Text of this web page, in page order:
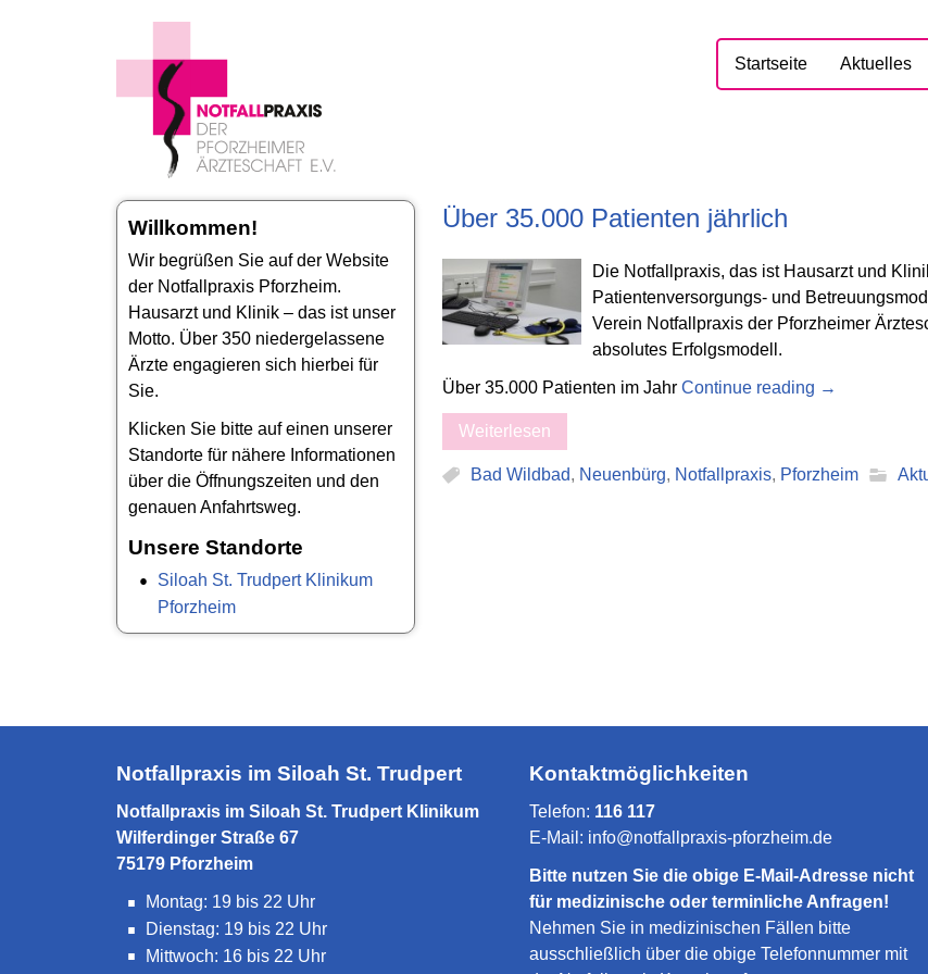
Startseite Aktuelles
Willkommen!
Wir begrüßen Sie auf der Website
der Notfallpraxis Pforzheim.
Hausarzt und Klinik – das ist unser
Motto. Über 350 niedergelassene
Ärzte engagieren sich hierbei für
Sie.
Klicken Sie bitte auf einen unserer
Standorte für nähere Informationen
über die Öffnungszeiten und den
genauen Anfahrtsweg.
Unsere Standorte
Siloah St. Trudpert Klinikum
Pforzheim
Über 35.000 Patienten jährlich
Die Notfallpraxis, das ist Hausarzt und
Patientenversorgungs- und
Verein Notfallpraxis der Pforzheimer
absolutes Erfolgsmodell.
Über 35.000 Patienten im Jahr Continue reading →
Weiterlesen
Bad Wildbad, Neuenbürg, Notfallpraxis, Pforzheim
Notfallpraxis im Siloah St. Trudpert
Notfallpraxis im Siloah St. Trudpert Klinikum
Wilferdinger Straße 67
75179 Pforzheim
Montag: 19 bis 22 Uhr
Dienstag: 19 bis 22 Uhr
Mittwoch: 16 bis 22 Uhr
Kontaktmöglichkeiten
Telefon: 116 117
E-Mail: info@notfallpraxis-pforzheim.de
Bitte nutzen Sie die obige E-Mail-Adresse nicht
für medizinische oder terminliche Anfragen!
Nehmen Sie in medizinischen Fällen bitte
ausschließlich über die obige Telefonnummer mit